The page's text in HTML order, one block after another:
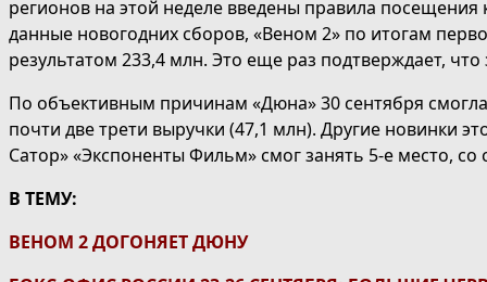
регионов на этой неделе введены правила
данные новогодних сборов, «Веном 2» по итогам
результатом 233,4 млн. Это еще раз подтверждает,
По объективным причинам «Дюна» 30 сентября
почти две трети выручки (47,1 млн). Другие новинки
Сатор» «Экспоненты Фильм» смог занять 5-е место,
В ТЕМУ:
ВЕНОМ 2 ДОГОНЯЕТ ДЮНУ